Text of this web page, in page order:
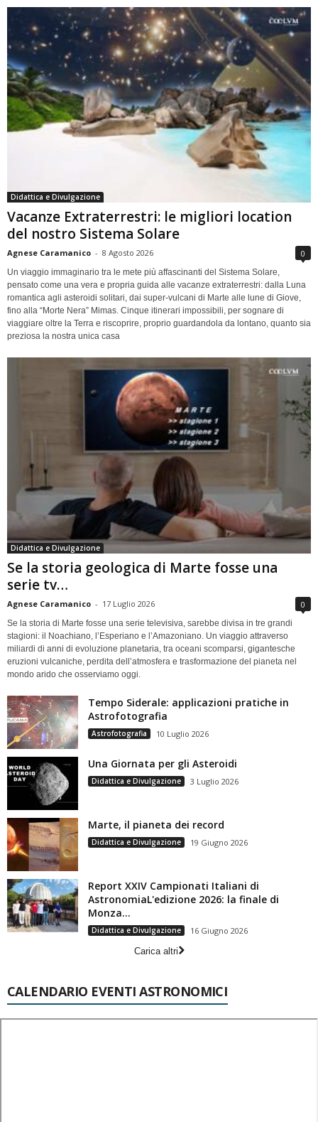
Didattica e Divulgazione
Vacanze Extraterrestri: le migliori location
del nostro Sistema Solare
Agnese Caramanico - 8 Agosto 2026 0
Un viaggio immaginario tra le mete più affascinanti del Sistema Solare,
pensato come una vera e propria guida alle vacanze extraterrestri: dalla Luna
romantica agli asteroidi solitari, dai super-vulcani di Marte alle lune di Giove,
fino alla “Morte Nera” Mimas. Cinque itinerari impossibili, per sognare di
viaggiare oltre la Terra e riscoprire, proprio guardandola da lontano, quanto sia
preziosa la nostra unica casa
Didattica e Divulgazione
Se la storia geologica di Marte fosse una
serie tv…
Agnese Caramanico - 17 Luglio 2026 0
Se la storia di Marte fosse una serie televisiva, sarebbe divisa in tre grandi
stagioni: il Noachiano, l’Esperiano e l’Amazoniano. Un viaggio attraverso
miliardi di anni di evoluzione planetaria, tra oceani scomparsi, gigantesche
eruzioni vulcaniche, perdita dell’atmosfera e trasformazione del pianeta nel
mondo arido che osserviamo oggi.
Tempo Siderale: applicazioni pratiche in
Astrofotografia
Astrofotografia 10 Luglio 2026
Una Giornata per gli Asteroidi
Didattica e Divulgazione 3 Luglio 2026
Marte, il pianeta dei record
Didattica e Divulgazione 19 Giugno 2026
Report XXIV Campionati Italiani di
AstronomiaL'edizione 2026: la finale di
Monza...
Didattica e Divulgazione
16 Giugno 2026
Carica altri
CALENDARIO EVENTI ASTRONOMICI